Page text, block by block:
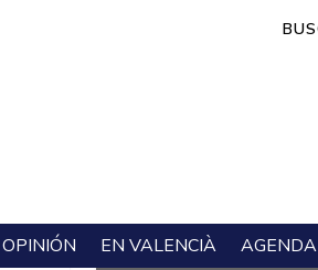
OPINIÓN EN VALENCIÀ AGENDA
L´ALACANTÍ